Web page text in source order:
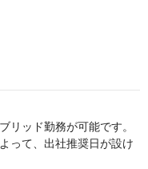
リッド勤務が可能です。
って、出社推奨日が設け